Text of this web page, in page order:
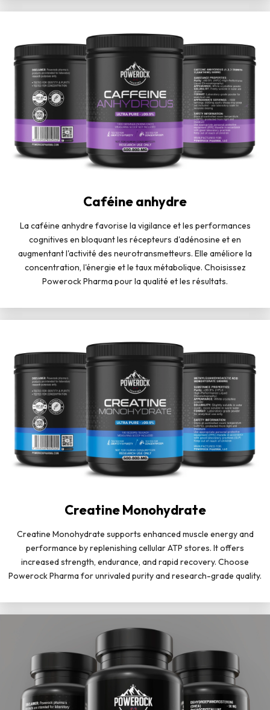
Caféine anhydre
La caféine anhydre favorise la vigilance et les performances
cognitives en bloquant les récepteurs d'adénosine et en
augmentant l'activité des neurotransmetteurs. Elle améliore la
concentration, l'énergie et le taux métabolique. Choisissez
Powerock Pharma pour la qualité et les résultats.
Creatine Monohydrate
Creatine Monohydrate supports enhanced muscle energy and
performance by replenishing cellular ATP stores. It offers
increased strength, endurance, and rapid recovery. Choose
Powerock Pharma for unrivaled purity and research-grade quality.